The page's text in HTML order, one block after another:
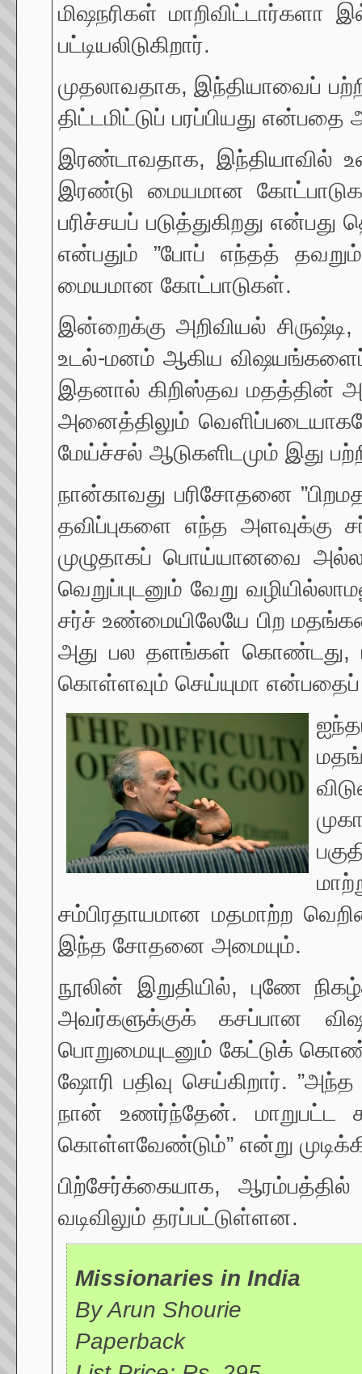
மிஷநரிகள்
பட்டியலிடுகிறார்.
முதலாவதாக, இந்தியாவைப்
திட்டமிட்டுப் பரப்பியது
இரண்டாவதாக, இந்தியாவில்
இரண்டு மையமான
பரிச்சயப் படுத்துகிறது
என்பதும் ”போப் எந்தத்
மையமான கோட்பாடுகள்.
இன்றைக்கு அறிவியல்
உடல்-மனம் ஆகிய விஷயங்களைப்
இதனால் கிறிஸ்தவ மதத்தின்
அனைத்திலும்
மேய்ச்சல் ஆடுகளிடமும் இது
நான்காவது பரிசோதனை
தவிப்புகளை எந்த அளவுக்கு
முழுதாகப் பொய்யானவை அல்ல;
வெறுப்புடனும் வேறு
சர்ச் உண்மையிலேயே பிற
அது பல தளங்கள் கொண்டது,
கொள்ளவும் செய்யுமா
சம்பிரதாயமான மதமாற்ற
இந்த சோதனை அமையும்.
நூலின் இறுதியில், புணே
அவர்களுக்குக் கசப்பான
பொறுமையுடனும் கேட்டுக்
ஷோரி பதிவு செய்கிறார்.
நான் உணர்ந்தேன். மாறுபட்ட
கொள்ளவேண்டும்” என்று
பிற்சேர்க்கையாக,
வடிவிலும் தரப்பட்டுள்ளன.
Missionaries in India
By Arun Shourie
Paperback